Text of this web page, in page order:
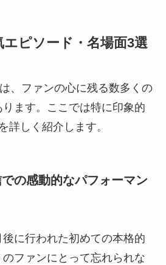
ピソード・名場面3選
、ファンの心に残る数多くの
ります。ここでは特に印象的
詳しく紹介します。
の感動的なパフォーマン
に行われた初めての本格的
ファンにとって忘れられな